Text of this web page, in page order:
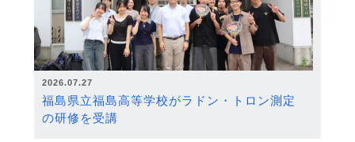
2026.07.27
福島県立福島高等学校がラドン・トロン測定
の研修を受講